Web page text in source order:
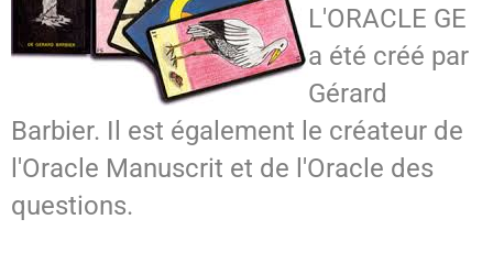
L'ORACLE GE
a été créé par
Gérard
Barbier. Il est également le créateur de
l'Oracle Manuscrit et de l'Oracle des
questions.